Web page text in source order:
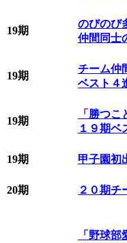
19期
のびのび
仲間同士
19期
チーム仲
ベスト４
19期
「勝つ
１９期ベ
19期 甲子園初
20期 ２０期チ
「野球